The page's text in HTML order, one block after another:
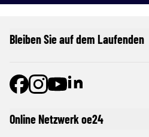
Online Netzwerk oe24
Bleiben Sie auf dem Laufenden